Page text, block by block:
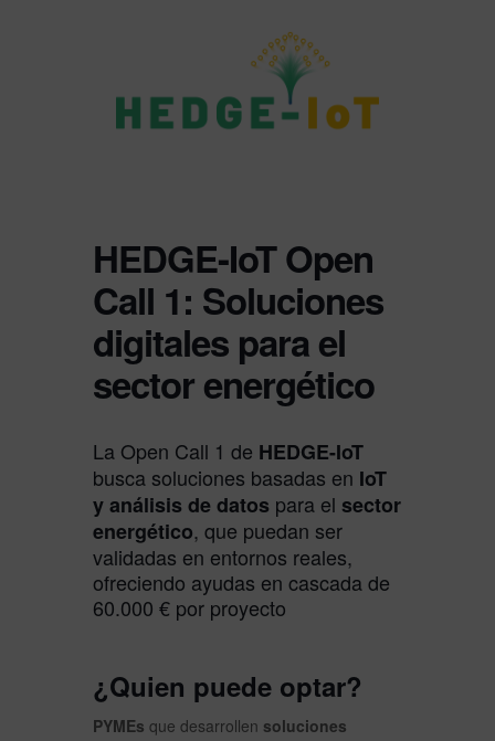
HEDGE-IoT Open
Call 1: Soluciones
digitales para el
sector energético
La Open Call 1 de HEDGE-IoT
busca soluciones basadas en IoT
y análisis de datos para el sector
energético, que puedan ser
validadas en entornos reales,
ofreciendo ayudas en cascada de
60.000 € por proyecto
¿Quien puede optar?
PYMEs que desarrollen soluciones